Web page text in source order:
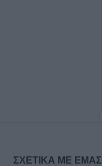
το βράδυ της
ΣΧΕΤΙΚΑ ΜΕ ΕΜΑΣ